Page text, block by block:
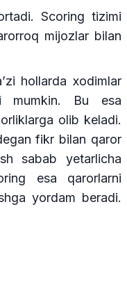
Scoring tizimi
mijozlar bilan
hollarda xodimlar
mumkin. Bu esa
olib keladi.
fikr bilan qaror
sabab yetarlicha
esa qarorlarni
yordam beradi.